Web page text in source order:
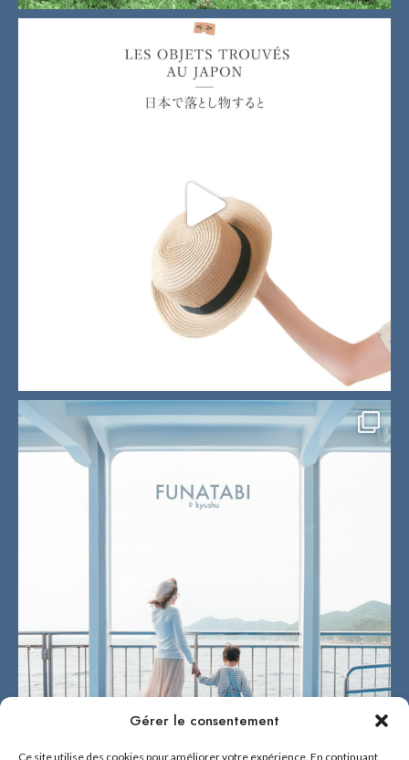
Gérer le consentement
Ce site utilise des cookies pour améliorer votre expérience. En continuant,